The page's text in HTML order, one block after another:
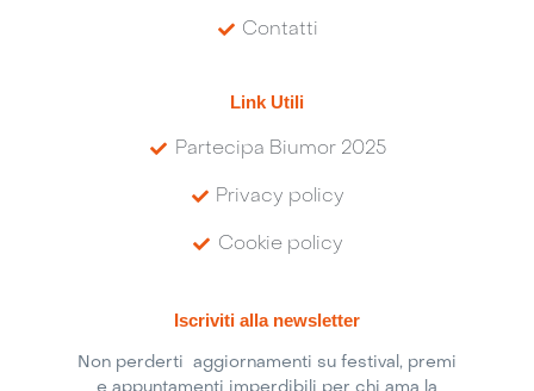
Contatti
Link Utili
Partecipa Biumor 2025
Privacy policy
Cookie policy
Iscriviti alla newsletter
Non perderti aggiornamenti su festival, premi